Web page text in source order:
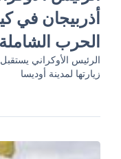
أذربيجان في
الحرب الشاملة
الرئيس الأوكراني
زيارتها لمدينة أوديسا